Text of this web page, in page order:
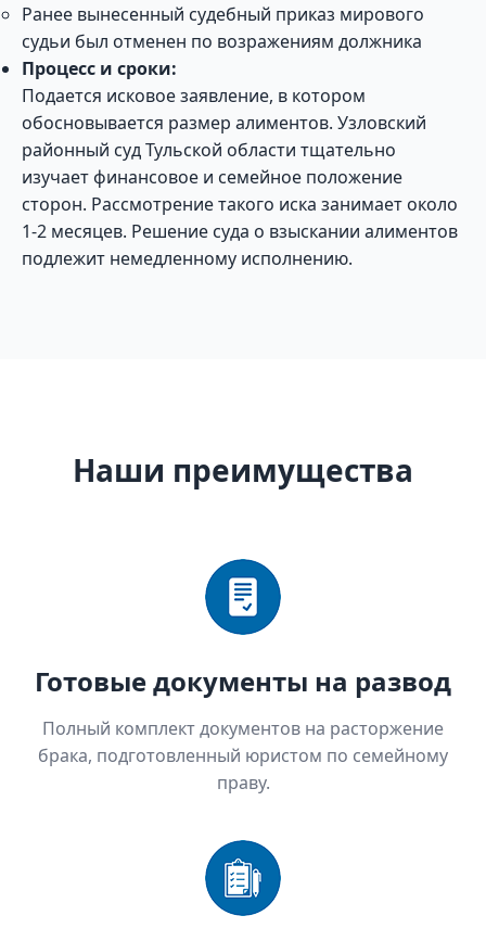
Ранее вынесенный судебный приказ мирового
судьи был отменен по возражениям должника
Процесс и сроки:
Подается исковое заявление, в котором
обосновывается размер алиментов. Узловский
районный суд Тульской области тщательно
изучает финансовое и семейное положение
сторон. Рассмотрение такого иска занимает около
1-2 месяцев. Решение суда о взыскании алиментов
подлежит немедленному исполнению.
Наши преимущества
Готовые документы на развод
Полный комплект документов на расторжение
брака, подготовленный юристом по семейному
праву.